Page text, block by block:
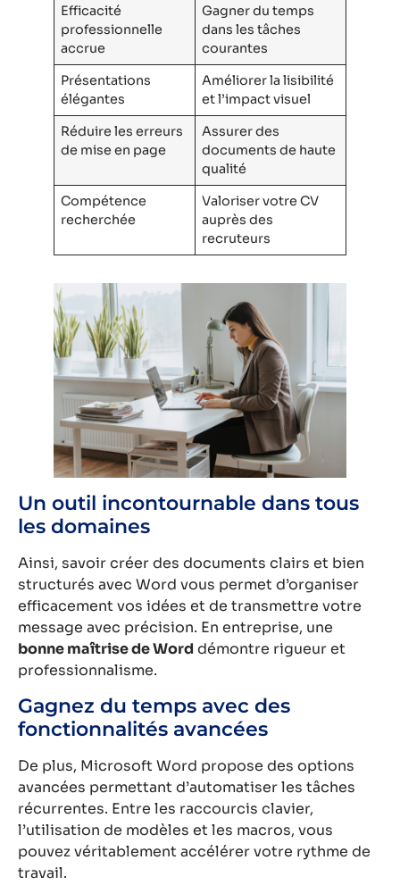
Efficacité
professionnelle
accrue
Gagner du temps
dans les tâches
courantes
Présentations
élégantes
Améliorer la lisibilité
et l’impact visuel
Réduire les erreurs
de mise en page
Assurer des
documents de haute
qualité
Compétence
recherchée
Valoriser votre CV
auprès des
recruteurs
Un outil incontournable dans tous
les domaines
Ainsi, savoir créer des documents clairs et bien
structurés avec Word vous permet d’organiser
efficacement vos idées et de transmettre votre
message avec précision. En entreprise, une
bonne maîtrise de Word démontre rigueur et
professionnalisme.
Gagnez du temps avec des
fonctionnalités avancées
De plus, Microsoft Word propose des options
avancées permettant d’automatiser les tâches
récurrentes. Entre les raccourcis clavier,
l’utilisation de modèles et les macros, vous
pouvez véritablement accélérer votre rythme de
travail.